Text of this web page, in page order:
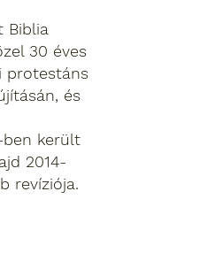
Biblia
30 éves
protestáns
és
ben került
2014-
revíziója.